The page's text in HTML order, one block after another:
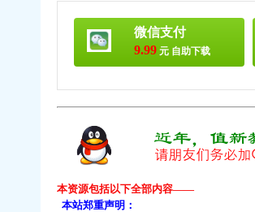
微信支付
9.99 元 自助下载
本资源包括以下全部内容——
本站郑重声明：